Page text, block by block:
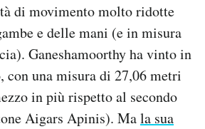
di movimento molto ridotte
e delle mani (e in misura
Ganeshamoorthy ha vinto in
con una misura di 27,06 metri
in più rispetto al secondo
Aigars Apinis). Mala sua